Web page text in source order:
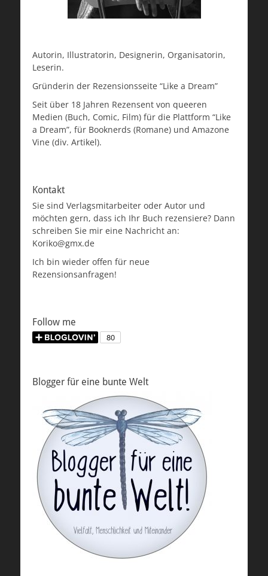
Autorin, Illustratorin, Designerin, Organisatorin,
Leserin.
Gründerin der Rezensionsseite “Like a Dream”
Seit über 18 Jahren Rezensent von queeren
Medien (Buch, Comic, Film) für die Plattform “Like
a Dream”, für Booknerds (Romane) und Amazone
Vine (div. Artikel).
Kontakt
Sie sind Verlagsmitarbeiter oder Autor und
möchten gern, dass ich Ihr Buch rezensiere? Dann
schreiben Sie mir eine Nachricht an:
Koriko@gmx.de
Ich bin wieder offen für neue
Rezensionsanfragen!
Follow me
Blogger für eine bunte Welt